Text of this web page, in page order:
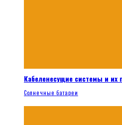
Кабеленесущие системы и их
Солнечные батареи